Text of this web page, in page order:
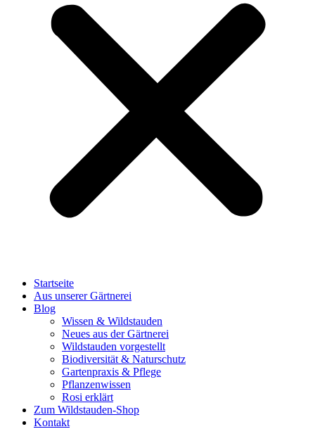
Startseite
Aus unserer Gärtnerei
Blog
Wissen & Wildstauden
Neues aus der Gärtnerei
Wildstauden vorgestellt
Biodiversität & Naturschutz
Gartenpraxis & Pflege
Pflanzenwissen
Rosi erklärt
Zum Wildstauden-Shop
Kontakt